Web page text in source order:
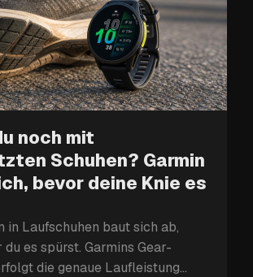
noch mit
Schuhen? Garmin
bevor deine Knie es
in Laufschuhen baut sich ab,
es spürst. Garmins Gear-
die genaue Laufleistung